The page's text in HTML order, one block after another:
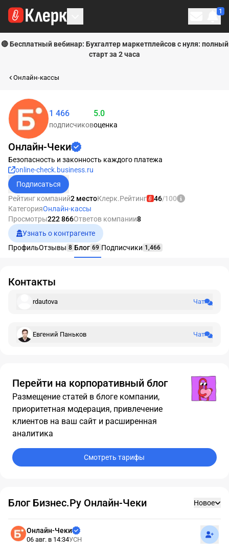
1
🔴 Бесплатный вебинар: Бухгалтер маркетплейсов с нуля: полный
старт за 2 часа
Онлайн-кассы
1 466
подписчиков
Рейтинг равен 100
5.0
оценка
Онлайн-Чеки
Безопасность и законность каждого платежа
online-check.business.ru
Подписаться
Рейтинг компаний2 местоКлерк.Рейтинг 46/100
КатегорияОнлайн-кассы
Просмотры222 866Ответов компании8
Узнать о контрагенте
ПрофильОтзывы 8 Блог 69 Подписчики 1,466
Контакты
rdautova Чат
Евгений Паньков Чат
Перейти на корпоративный блог
Размещение статей в блоге компании,
приоритетная модерация, привлечение
клиентов на ваш сайт и расширенная
аналитика
Смотреть тарифы
Блог Бизнес.Ру Онлайн-Чеки Новое
Онлайн-Чеки
06 авг. в 14:34УСН